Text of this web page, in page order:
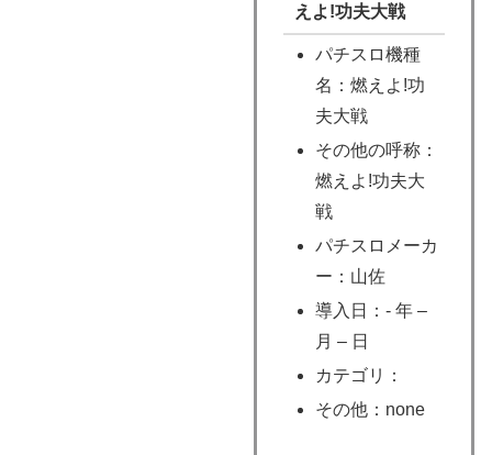
えよ!功夫大戦
パチスロ機種
名：燃えよ!功
夫大戦
その他の呼称：
燃えよ!功夫大
戦
パチスロメーカ
ー：山佐
導入日：- 年 –
月 – 日
カテゴリ：
その他：none